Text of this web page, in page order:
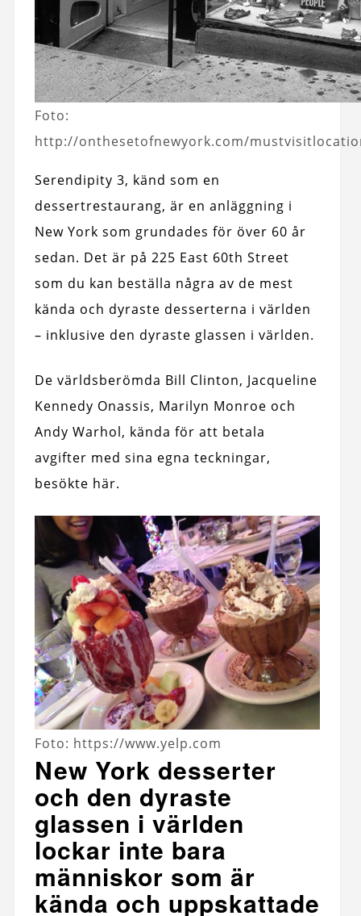
Foto:
http://onthesetofnewyork.com/
Serendipity 3, känd som en
dessertrestaurang, är en anläggning i
New York som grundades för över 60 år
sedan. Det är på 225 East 60th Street
som du kan beställa några av de mest
kända och dyraste desserterna i världen
– inklusive den dyraste glassen i världen.
De världsberömda Bill Clinton, Jacqueline
Kennedy Onassis, Marilyn Monroe och
Andy Warhol, kända för att betala
avgifter med sina egna teckningar,
besökte här.
Foto: https://www.yelp.com
New York desserter
och den dyraste
glassen i världen
lockar inte bara
människor som är
kända och uppskattade